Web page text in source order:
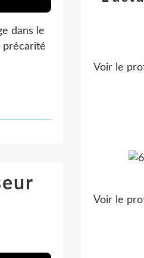
dans le
précarité
Voir le
Voir le